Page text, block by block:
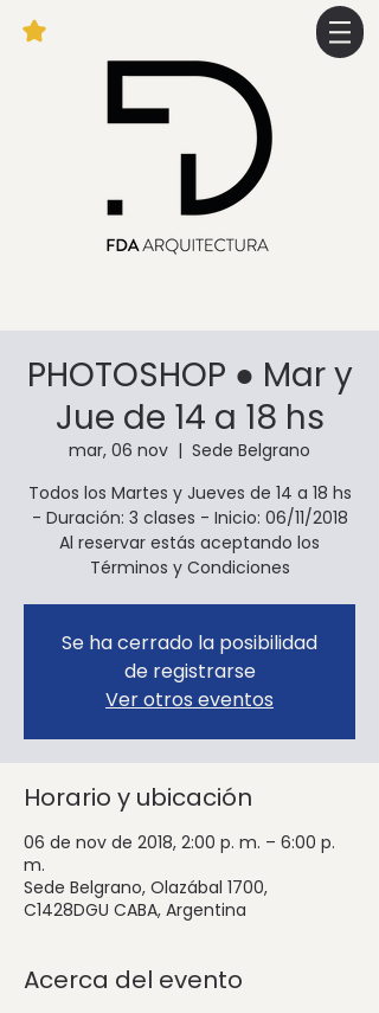
PHOTOSHOP ● Mar y
Jue de 14 a 18 hs
mar, 06 nov
  |
Sede Belgrano
Todos los Martes y Jueves de 14 a 18 hs
- Duración: 3 clases - Inicio: 06/11/2018
Al reservar estás aceptando los
Términos y Condiciones
Se ha cerrado la posibilidad
de registrarse
Ver otros eventos
Horario y ubicación
06 de nov de 2018, 2:00 p. m. – 6:00 p.
m.
Sede Belgrano, Olazábal 1700,
C1428DGU CABA, Argentina
Acerca del evento